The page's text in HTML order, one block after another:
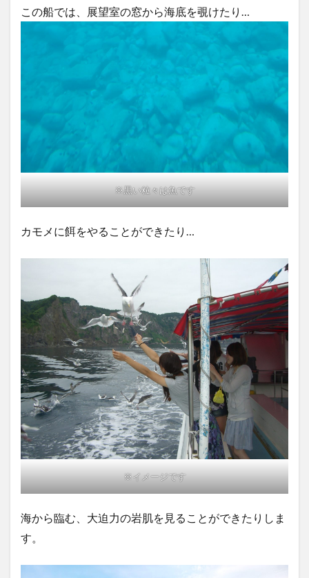
この船では、展望室の窓から海底を覗けたり…
※黒い粒々は魚です
カモメに餌をやることができたり…
※イメージです
海から臨む、大迫力の岩肌を見ることができたりしま
す。